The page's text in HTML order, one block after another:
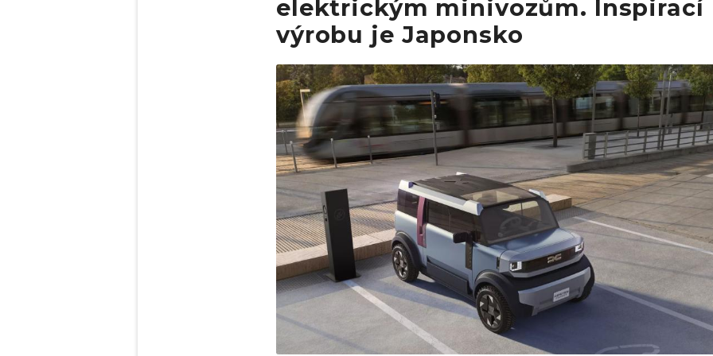
elektrickým minivozům. Inspirací
výrobu je Japonsko
Obrázek